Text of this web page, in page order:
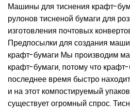
Машины для тиснения крафт-
рулонов тисненой бумаги для
изготовления почтовых
Предпосылки для создания
крафт-бумаги Мы производим
крафт-бумаги, потому что
последнее время быстро
и на этот компостируемый
существует огромный спрос.